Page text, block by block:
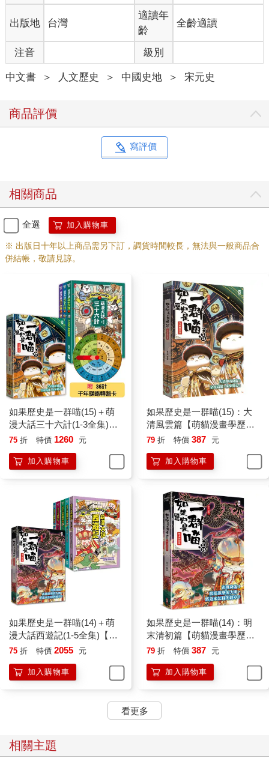
出版地 台灣
適讀年
齡
全齡適讀
注音 級別
中文書 ＞ 人文歷史 ＞ 中國史地 ＞ 宋元史
商品評價
寫評價
相關商品
全選 加入購物車
※ 出版日十年以上商品需另下訂，調貨時間較長，無法與一般商品合
併結帳，敬請見諒。
如果歷史是一群喵(15)＋萌
漫大話三十六計(1-3全集)
【共4冊套書】
75 折 特價 1260 元
加入購物車
如果歷史是一群喵(15)：大
清風雲篇【萌貓漫畫學歷
史】
79 折 特價 387 元
加入購物車
如果歷史是一群喵(14)＋萌
漫大話西遊記(1-5全集)【共6
冊套書】
75 折 特價 2055 元
加入購物車
如果歷史是一群喵(14)：明
末清初篇【萌貓漫畫學歷
史】
79 折 特價 387 元
加入購物車
看更多
相關主題